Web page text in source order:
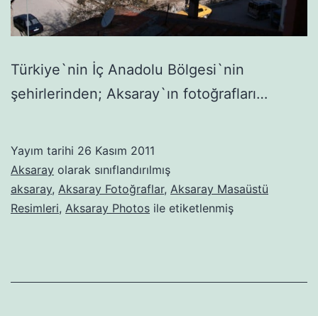
Türkiye`nin İç Anadolu Bölgesi`nin
şehirlerinden; Aksaray`ın fotoğrafları…
Yayım tarihi 26 Kasım 2011
Aksaray olarak sınıflandırılmış
aksaray, Aksaray Fotoğraflar, Aksaray Masaüstü
Resimleri, Aksaray Photos ile etiketlenmiş